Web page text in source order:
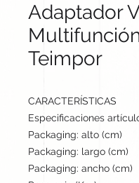
Adaptador
Teimpor
CARACTERÍSTICAS
Especificaciones
Packaging: alto (cm)
Packaging: largo (cm)
Packaging: ancho (cm)